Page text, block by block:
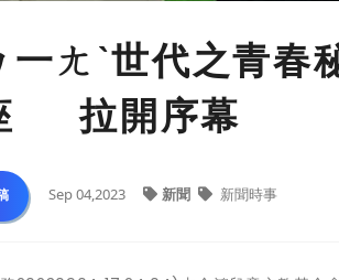
一ㄤˋ世代之青
拉開序幕
Sep 04,2023 新聞 新聞時事